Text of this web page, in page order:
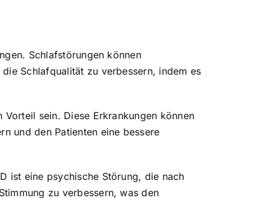
Schlafstörungen können
Schlafqualität zu verbessern, indem es
sein. Diese Erkrankungen können
und den Patienten eine bessere
ist eine psychische Störung, die nach
zu verbessern, was den